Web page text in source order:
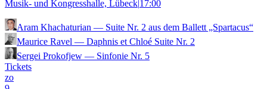
Musik- und Kongresshalle, Lübeck|17:00
Aram Khachaturian — Suite Nr. 2 aus dem Ballett „Spartacus“
Maurice Ravel — Daphnis et Chloé Suite Nr. 2
Sergei Prokofjew — Sinfonie Nr. 5
Tickets
zo